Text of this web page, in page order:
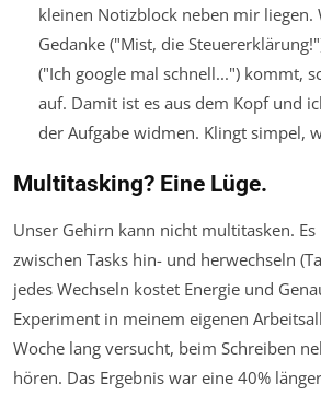
kleinen Notizblock neben mir liegen.
Gedanke ("Mist, die
("Ich google mal schnell...") kommt,
auf. Damit ist es aus dem Kopf und
der Aufgabe widmen. Klingt simpel,
Multitasking? Eine Lüge.
Unser Gehirn kann nicht multitasken.
zwischen Tasks hin- und herwechseln
jedes Wechseln kostet Energie und
Experiment in meinem eigenen
Woche lang versucht, beim Schreiben
hören. Das Ergebnis war eine 40%